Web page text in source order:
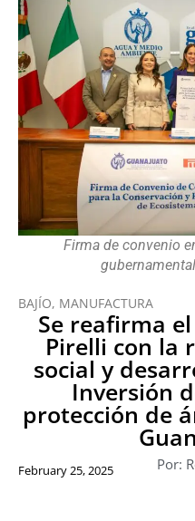
Firma de convenio
BAJÍO, MANUFACTURA
Se reafirma
Pirelli con la
social y
Inversión
protección de
Por:
February 25, 2025